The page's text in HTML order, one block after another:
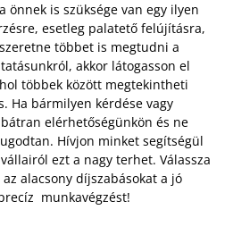
önnek is szüksége van egy ilyen
esetleg palatető felújításra,
többet is megtudni a
akkor látogasson el
többek között megtekintheti
Ha bármilyen kérdése vagy
elérhetőségünkön és ne
Hívjon minket segítségül
ezt a nagy terhet. Válassza
alacsony díjszabásokat a jó
munkavégzést!